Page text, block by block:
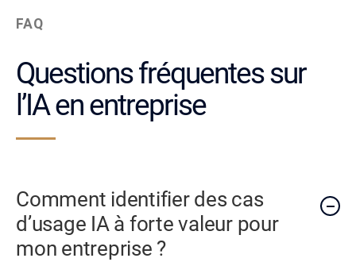
FAQ
Questions fréquentes sur
l’IA en entreprise
Comment identifier des cas
d’usage IA à forte valeur pour
mon entreprise ?